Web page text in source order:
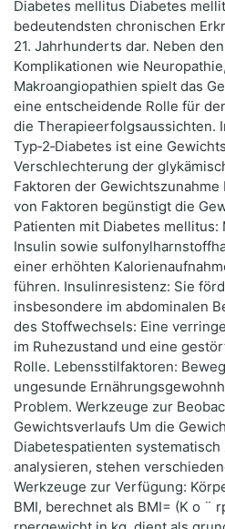
Diabetes mellitus Diabetes
bedeutendsten chronischen
21. Jahrhunderts dar. Neben
Komplikationen wie
Makroangiopathien spielt das
eine entscheidende Rolle für
die Therapieerfolgsaussichten.
Typ‑2‑Diabetes ist eine
Verschlechterung der
Faktoren der Gewichtszunahme
von Faktoren begünstigt die
Patienten mit Diabetes mellitus:
Insulin sowie
einer erhöhten
führen. Insulinresistenz: Sie
insbesondere im abdominalen
des Stoffwechsels: Eine
im Ruhezustand und eine
Rolle. Lebensstilfaktoren:
ungesunde
Problem. Werkzeuge zur
Gewichtsverlaufs Um die
Diabetespatienten
analysieren, stehen
Werkzeuge zur Verfügung:
BMI, berechnet als BMI= (K o ¨